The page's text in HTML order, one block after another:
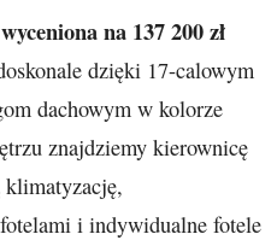
na 137 200 zł
dzięki 17-calowym
dachowym w kolorze
znajdziemy kierownicę
klimatyzację,
i indywidualne fotele